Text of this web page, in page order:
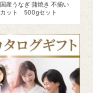
国産うなぎ 蒲焼き 不揃い
カット 500gセット